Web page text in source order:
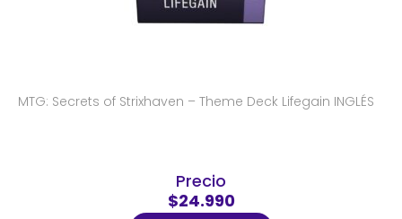
MTG: Secrets of Strixhaven – Theme Deck Lifegain INGLÉS
Precio
$24.990